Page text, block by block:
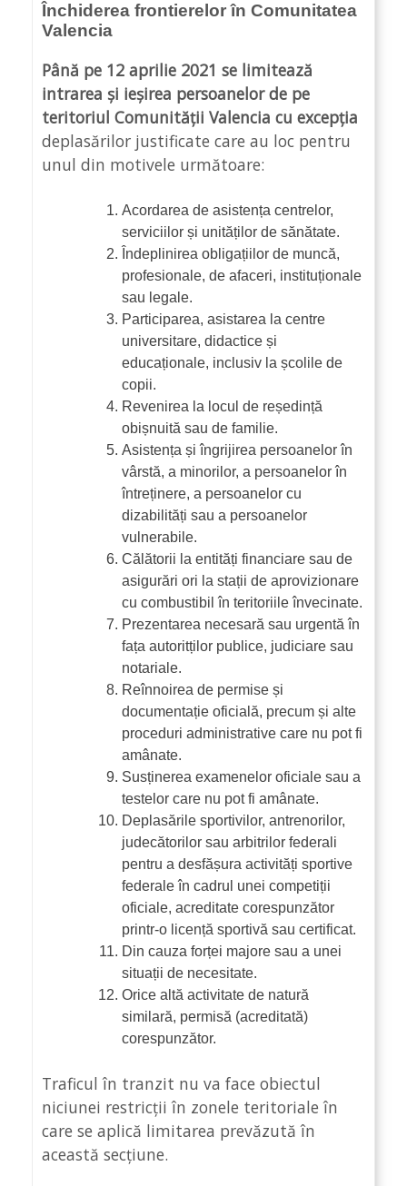
Închiderea frontierelor în Comunitatea
Valencia
Până pe 12 aprilie 2021 se limitează
intrarea și ieșirea persoanelor de pe
teritoriul Comunității Valencia cu excepția
deplasărilor justificate care au loc pentru
unul din motivele următoare:
Acordarea de asistența centrelor,
serviciilor și unităților de sănătate.
Îndeplinirea obligațiilor de muncă,
profesionale, de afaceri, instituționale
sau legale.
Participarea, asistarea la centre
universitare, didactice și
educaționale, inclusiv la școlile de
copii.
Revenirea la locul de reședință
obișnuită sau de familie.
Asistența și îngrijirea persoanelor în
vârstă, a minorilor, a persoanelor în
întreținere, a persoanelor cu
dizabilități sau a persoanelor
vulnerabile.
Călătorii la entități financiare sau de
asigurări ori la stații de aprovizionare
cu combustibil în teritoriile învecinate.
Prezentarea necesară sau urgentă în
fața autoritților publice, judiciare sau
notariale.
Reînnoirea de permise și
documentație oficială, precum și alte
proceduri administrative care nu pot fi
amânate.
Susținerea examenelor oficiale sau a
testelor care nu pot fi amânate.
Deplasările sportivilor, antrenorilor,
judecătorilor sau arbitrilor federali
pentru a desfășura activități sportive
federale în cadrul unei competiții
oficiale, acreditate corespunzător
printr-o licență sportivă sau certificat.
Din cauza forței majore sau a unei
situații de necesitate.
Orice altă activitate de natură
similară, permisă (acreditată)
corespunzător.
Traficul în tranzit nu va face obiectul
niciunei restricții în zonele teritoriale în
care se aplică limitarea prevăzută în
această secțiune.